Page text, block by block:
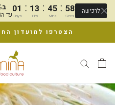
PASSIONATE HEART ב20% הנחה
עד ה7.8 - להכנת גלידות, משקאות, מאפים ועוד01 : 13 : 45 : 58
Days Hrs Mins Secs
לרכישה
הצטרפו למועדון